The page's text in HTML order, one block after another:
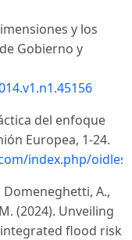
y los
Gobierno y
del enfoque
Europea, 1-24.
index.php/
Domeneghetti, A.,
(2024). Unveiling
flood risk